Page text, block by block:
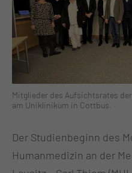
Mitglieder des Aufsichtsrates
am Uniklinikum in Cottbus.
Der Studienbeginn des
Humanmedizin an der